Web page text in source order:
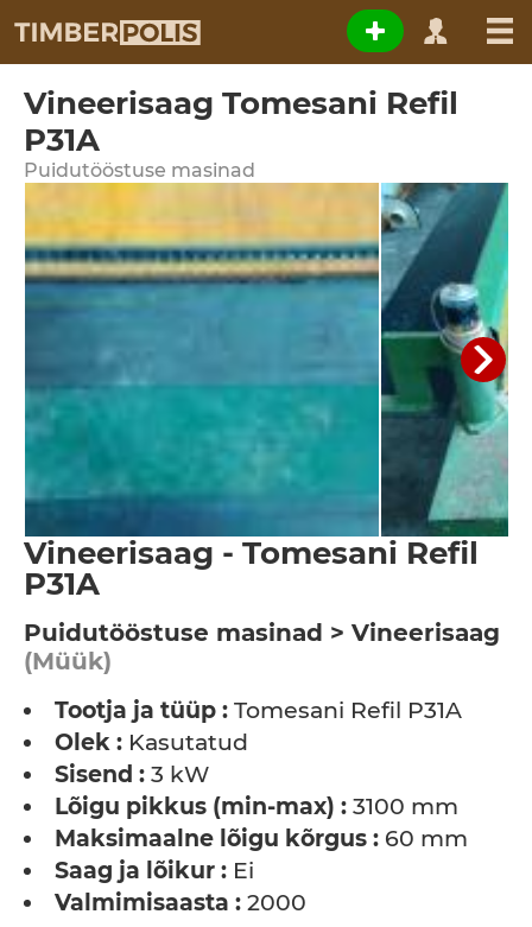
Vineerisaag Tomesani Refil
P31A
Puidutööstuse masinad
Vineerisaag - Tomesani Refil
P31A
Puidutööstuse masinad > Vineerisaag
(Müük)
Tootja ja tüüp : Tomesani Refil P31A
Olek : Kasutatud
Sisend : 3 kW
Lõigu pikkus (min-max) : 3100 mm
Maksimaalne lõigu kõrgus : 60 mm
Saag ja lõikur : Ei
Valmimisaasta : 2000